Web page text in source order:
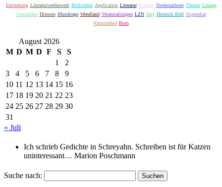
Entstehung Literaturwettbewerb Bibliothek Application Literatur Konzert Niedersachsen Theater Lesung
Geschichte Historie Musiktage Wendland Veranstaltungen LZN Jury Heinrich Böll Stipendiat
Künstlerhof Born
August 2026
M D M D F S
S
1
2
3
4 5 6 7 8
9
10 11 12 13 14 15 16
17 18 19 20 21 22 23
24 25 26 27 28 29 30
31
« Juli
Ich schrieb Gedichte in Schreyahn. Schreiben ist für Katzen
uninteressant… Marion Poschmann
Suche nach: